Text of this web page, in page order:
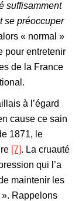
suffisamment
se préoccuper
« normal »
pour entretenir
de la France
à l’égard
cause ce sain
1871, le
[7]. La cruauté
qui l’a
maintenir les
». Rappelons